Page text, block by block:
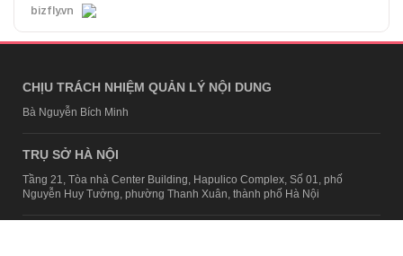
bizfly.vn
CHỊU TRÁCH NHIỆM QUẢN LÝ NỘI DUNG
Bà Nguyễn Bích Minh
TRỤ SỞ HÀ NỘI
Tầng 21, Tòa nhà Center Building, Hapulico Complex, Số 01, phố
Nguyễn Huy Tưởng, phường Thanh Xuân, thành phố Hà Nội